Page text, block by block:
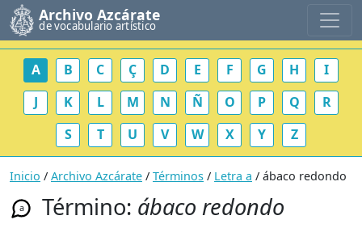
Archivo Azcárate
de vocabulario artístico
A B C Ç D E F G H
I
J
K L M N Ñ O P Q
R
S
T U V W X Y Z
Inicio / Archivo Azcárate / Términos / Letra a / ábaco redondo
a Término: ábaco redondo